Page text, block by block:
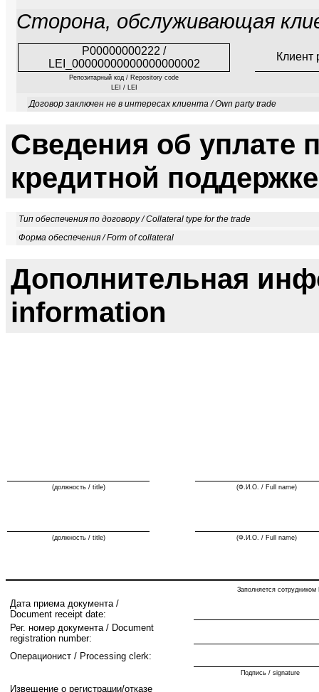
Сторона, обслуживающая
P00000000222 /
LEI_00000000000000000002
Клиент
Репозитарный код / Repository code
LEI / LEI
Договор заключен не в интересах клиента / Own party trade
Сведения об
кредитной
Тип обеспечения по договору / Collateral type for the trade
Форма обеспечения / Form of collateral
Дополнительная
information
(должность / title) (Ф.И.О. / Full name)
(должность / title) (Ф.И.О. / Full name)
Заполняется
Дата приема документа /
Document receipt date:
Рег. номер документа / Document
registration number:
Операционист / Processing clerk:
Подпись / signature
Извещение о регистрации/отказе